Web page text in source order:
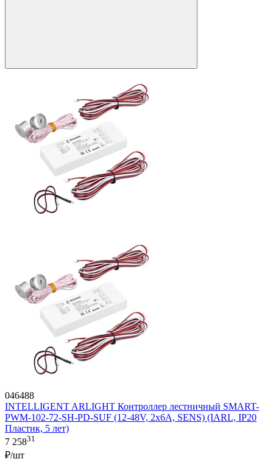
046488
INTELLIGENT ARLIGHT Контроллер лестничный SMART-
PWM-102-72-SH-PD-SUF (12-48V, 2x6A, SENS) (IARL, IP20
Пластик, 5 лет)
7 25831
₽/шт